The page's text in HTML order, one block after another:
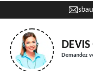
Demandez